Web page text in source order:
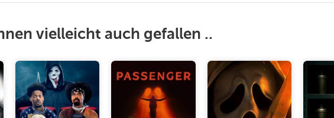
vielleicht auch gefallen ..